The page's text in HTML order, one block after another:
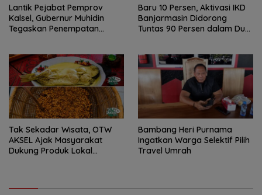
Lantik Pejabat Pemprov
Kalsel, Gubernur Muhidin
Tegaskan Penempatan
Baru 10 Persen, Aktivasi IKD
Banjarmasin Didorong
Tuntas 90 Persen dalam Dua
Tak Sekadar Wisata, OTW
AKSEL Ajak Masyarakat
Dukung Produk Lokal
Bambang Heri Purnama
Ingatkan Warga Selektif Pilih
Travel Umrah